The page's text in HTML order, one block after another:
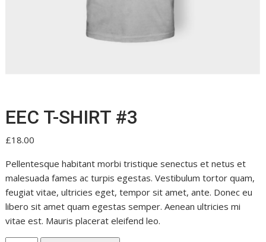
EEC T-SHIRT #3
£18.00
Pellentesque habitant morbi tristique senectus et netus et
malesuada fames ac turpis egestas. Vestibulum tortor quam,
feugiat vitae, ultricies eget, tempor sit amet, ante. Donec eu
libero sit amet quam egestas semper. Aenean ultricies mi
vitae est. Mauris placerat eleifend leo.